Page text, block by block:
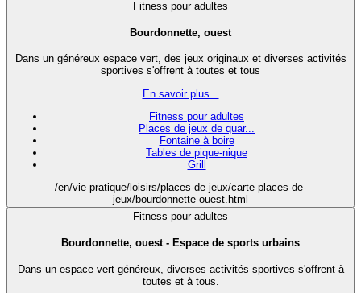
Fitness pour adultes
Bourdonnette, ouest
Dans un généreux espace vert, des jeux originaux et diverses activités
sportives s'offrent à toutes et tous
En savoir plus...
Fitness pour adultes
Places de jeux de quar...
Fontaine à boire
Tables de pique-nique
Grill
/en/vie-pratique/loisirs/places-de-jeux/carte-places-de-
jeux/bourdonnette-ouest.html
Fitness pour adultes
Bourdonnette, ouest - Espace de sports urbains
Dans un espace vert généreux, diverses activités sportives s'offrent à
toutes et à tous.